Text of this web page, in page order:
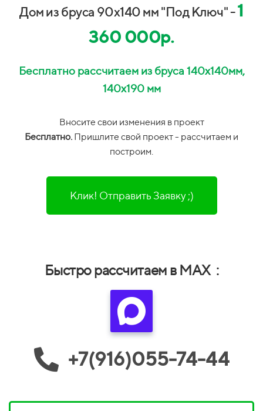
Дом из бруса 90х140 мм "Под Ключ" -1
360 000р.
Бесплатно рассчитаем из бруса 140х140мм,
140х190 мм
Вносите свои изменения в проект
Бесплатно. Пришлите свой проект - рассчитаем и
построим.
Клик! Отправить Заявку ;)
Быстро рассчитаем в MAX :
+7(916)055-74-44